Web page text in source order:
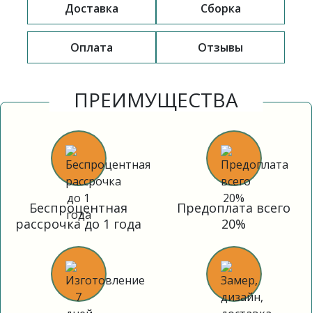
Доставка Сборка
Оплата Отзывы
ПРЕИМУЩЕСТВА
Беспроцентная
рассрочка до 1 года
Предоплата всего
20%